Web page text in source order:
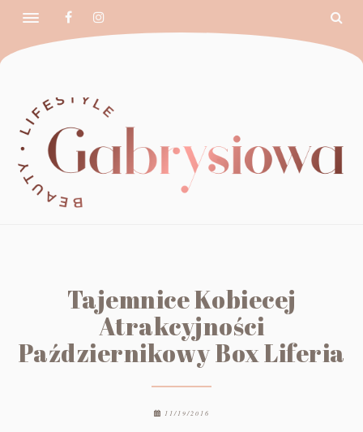
Tajemnice Kobiecej
Atrakcyjności
Październikowy Box Liferia
11/19/2016